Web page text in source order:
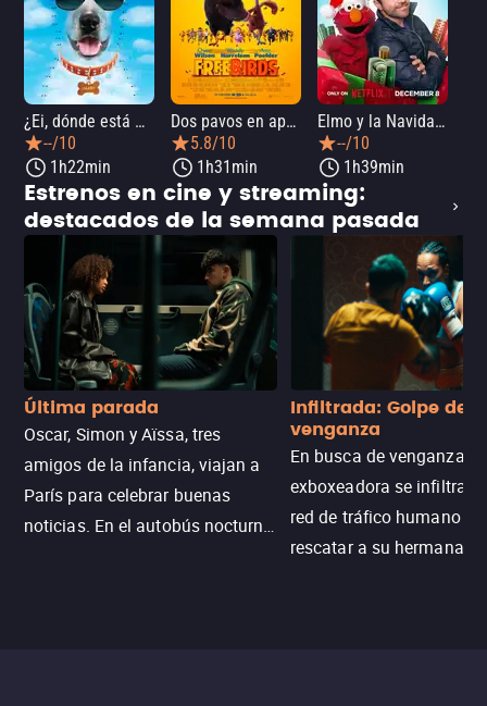
¿Ei, dónde está mi perro?
--/10
1h22min
Dos pavos en apuros
5.8/10
1h31min
Elmo y la Navidad mágica de Mark Rober
--/10
1h39min
Estrenos en cine y streaming:
destacados de la semana pasada
Última parada
Oscar, Simon y Aïssa, tres
amigos de la infancia, viajan a
París para celebrar buenas
noticias. En el autobús nocturno
Infiltrada: Golpe de
venganza
En busca de venganza,
exboxeadora se infiltra
red de tráfico humano
rescatar a su hermana